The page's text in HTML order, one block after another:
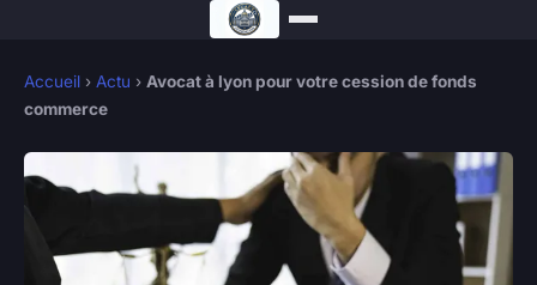
Accueil › Actu › Avocat à lyon pour votre cession de fonds
commerce